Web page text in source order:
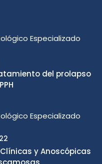
del prolapso
y Anoscópicas